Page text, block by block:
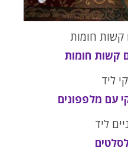
קשות חומות
קשות חומות
ליד
עם מלפפונים
ליד